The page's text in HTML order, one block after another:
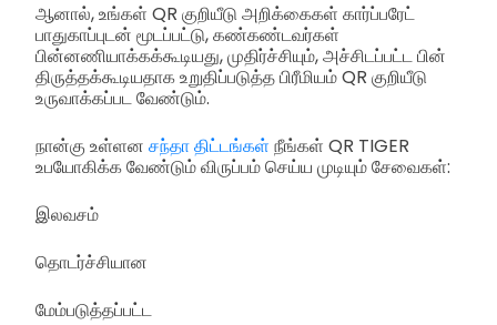
ஆனால், உங்கள் QR குறியீடு அறிக்கைகள் கார்ப்பரேட்
பாதுகாப்புடன் மூடப்பட்டு, கண்கண்டவர்கள்
பின்னணியாக்கக்கூடியது, முதிர்ச்சியும், அச்சிடப்பட்ட பின்
திருத்தக்கூடியதாக உறுதிப்படுத்த பிரீமியம் QR குறியீடு
உருவாக்கப்பட வேண்டும்.
நான்கு உள்ளன சந்தா திட்டங்கள் நீங்கள் QR TIGER
உபயோகிக்க வேண்டும் விருப்பம் செய்ய முடியும் சேவைகள்:
இலவசம்
தொடர்ச்சியான
மேம்படுத்தப்பட்ட